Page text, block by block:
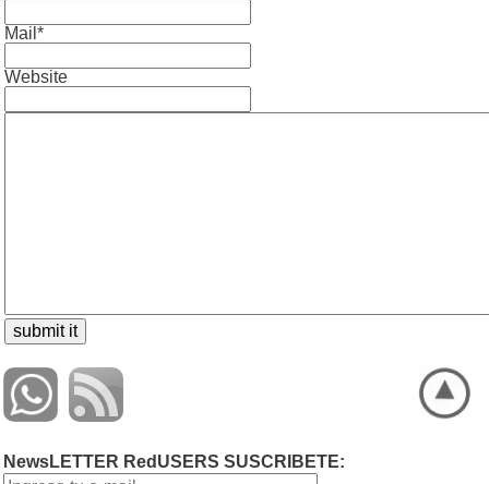
Mail*
Website
NewsLETTER RedUSERS SUSCRIBETE: